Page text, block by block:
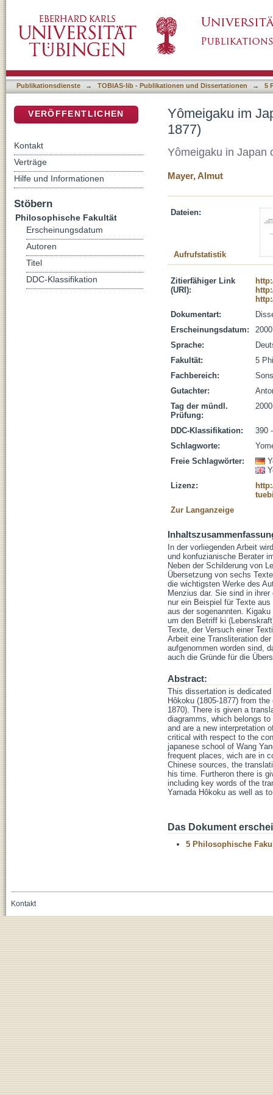
Publikationsdienste → TOBIAS-lib - Publikationen und Dissertationen → 5
Yômeigaku im
1877)
Yômeigaku in Japan
Mayer, Almut
Dateien:
Aufrufstatistik
Zitierfähiger Link
(URI):
Dokumentart:
Erscheinungsdatum:
2000
Sprache:
Fakultät:
5
Fachbereich:
Gutachter:
Tag der mündl.
Prüfung:
DDC-Klassifikation:
390
Schlagworte:
Freie Schlagwörter:
Lizenz:
Zur Langanzeige
In der vorliegenden Arbeit
und konfuzianische Berater
Neben der Schilderung von
Übersetzung von sechs
die wichtigsten Werke des
Menzius dar. Sie sind in
nur ein Beispiel für Texte
aus der sogenannten.
um den Betriff ki
Texte, der Versuch einer
Arbeit eine Transliteration
aufgenommen worden sind,
auch die Gründe für die
Abstract:
This dissertation is
Hôkoku (1805-1877) from
1870). There is given a
diagramms, which belongs
and are a new interpretation
critical with respect to the
japanese school of Wang
frequent places, wich are in
Chinese sources, the
his time. Furtheron there is
including key words of the
Yamada Hôkoku as well as
Das Dokument
5 Philosophische
VERÖFFENTLICHEN
Kontakt
Verträge
Hilfe und Informationen
Stöbern
Philosophische Fakultät
Erscheinungsdatum
Autoren
Titel
DDC-Klassifikation
Kontakt